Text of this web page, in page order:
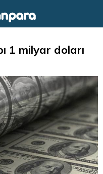
1 milyar doları